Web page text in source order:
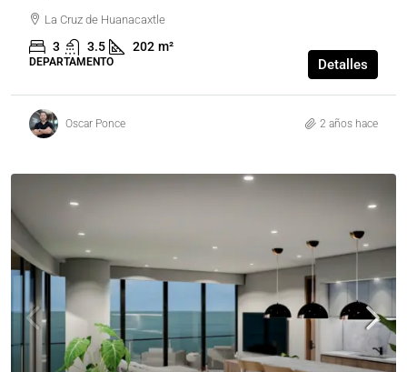
La Cruz de Huanacaxtle
3 3.5 202 m²
DEPARTAMENTO Detalles
Oscar Ponce 2 años hace